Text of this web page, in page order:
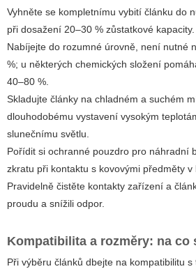
Vyhněte se kompletnímu vybití článku do
při dosažení 20–30 % zůstatkové kapacity.
Nabíjejte do rozumné úrovně, není nutné
%; u některých chemických složení
40–80 %.
Skladujte články na chladném a suchém
dlouhodobému vystavení vysokým
slunečnímu světlu.
Pořídit si ochranné pouzdro pro náhradní
zkratu při kontaktu s kovovými předměty v
Pravidelně čistěte kontakty zařízení a
proudu a snížili odpor.
Kompatibilita a rozměry: na co
Při výběru článků dbejte na kompatibilitu